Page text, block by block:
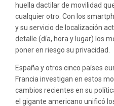
huella dactilar de movilidad
cualquier otro. Con los
y su servicio de localización
detalle (día, hora y lugar) los
poner en riesgo su privacidad.
España y otros cinco países
Francia investigan en estos
cambios recientes en su
el gigante americano unificó